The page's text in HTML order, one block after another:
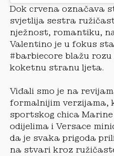
Dok crvena označava
svjetlija sestra
nježnost, romantiku,
Valentino je u fokus
#barbiecore blažu
koketnu stranu ljeta.
Viđali smo je na
formalnijim verzijama,
sportskog chica
odijelima i Versace
da je svaka prigoda
na stvari kroz